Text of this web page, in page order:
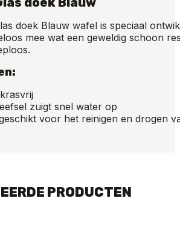
doek Blauw wafel is speciaal
mee wat een geweldig schoon
zuigt snel water op
voor het reinigen en drogen
PRODUCTEN